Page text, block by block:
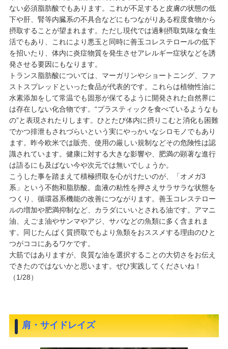
ない必須脂肪酸でもあります。これが不足すると皮膚の状態の低
下や肝、腎等内臓系の不具合などにもつながりある程度食物から
摂取することが望まれます。ただし現代では過剰摂取気味な食生
活でもあり、これにより悪玉と同時に善玉コレステロールの低下
を招いたり、体内に炎症物質を発生させアレルギー症状などを誘
発させる要因にもなります。
トランス脂肪酸については、マーガリンやショートニング、ファ
ストスプレッドといった食品が代表的です。これらは植物性油に
水素添加をして常温でも固形が保てるように開発された自然界に
は存在しない化合物です。“プラスティックを食べているようなも
の”と表現されたりします。ひとたび体内に摂りこむと消化も困難
でかつ排泄もされづらいという実にやっかいなシロモノでもあり
ます。昨今欧米では販売、使用の厳しい規制などその危険性は認
識されています。健康に対する大きな影響や、肥満の顕著な進行
は語るにも及ばない今や次元では無いでしょうか。
こうした事を踏まえて積極摂取を心がけたいのが、「オメガ3
系」という不飽和脂肪酸。血液の粘性を押さえサラサラな状態を
つくり、循環器系機能の改善につながります。善玉コレステロー
ルの増加や肥満抑制など、カラダにいいとされる油です。アマニ
油、えごま油やサンマやアジ、サバなどの魚類に多く含まれま
す。同じたんぱく質摂取でもより魚類をおススメする理由のひと
つがココにあるワケです。
大筋ではありますが、良質な油を選択することの大切さをお伝え
できたのではないかと思います。ぜひ実践してくださいね！
（1/28）
肩・サイドレイズ